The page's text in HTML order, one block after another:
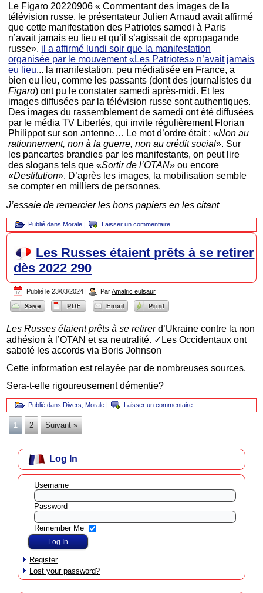
Le Figaro 20220906 « Commentant des images de la
télévision russe, le présentateur Julien Arnaud avait affirmé
que cette manifestation des Patriotes samedi à Paris
n’avait jamais eu lieu et qu’il s’agissait de «propagande
russe». il a affirmé lundi soir que la manifestation
organisée par le mouvement «Les Patriotes» n’avait jamais
eu lieu,.. la manifestation, peu médiatisée en France, a
bien eu lieu, comme les passants (dont des journalistes du
Figaro) ont pu le constater samedi après-midi. Et les
images diffusées par la télévision russe sont authentiques.
Des images du rassemblement de samedi ont été diffusées
par le média TV Libertés, qui invite régulièrement Florian
Philippot sur son antenne… Le mot d’ordre était : «Non au
rationnement, non à la guerre, non au crédit social». Sur
les pancartes brandies par les manifestants, on peut lire
des slogans tels que «Sortir de l’OTAN» ou encore
«Destitution». D’après les images, la mobilisation semble
se compter en milliers de personnes.
J’essaie de remercier les bons papiers en les citant
Publié dans Morale | Laisser un commentaire
Les Russes étaient prêts à se retirer
dès 2022 290
Publié le 23/03/2024 | Par Amalric eulsaur
Les Russes étaient prêts à se retirerd’Ukraine contre la non
adhésion à l’OTAN et sa neutralité. ✓Les Occidentaux ont
saboté les accords via Boris Johnson
Cette information est relayée par de nombreuses sources.
Sera-t-elle rigoureusement démentie?
Publié dans Divers Morale Laisser un commentaire
1 2 Suivant »
Log In
Username
Password
Remember Me
Register
Lost your password?